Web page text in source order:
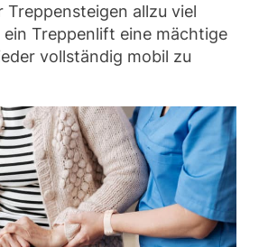
Treppensteigen allzu viel
Treppenlift eine mächtige
vollständig mobil zu